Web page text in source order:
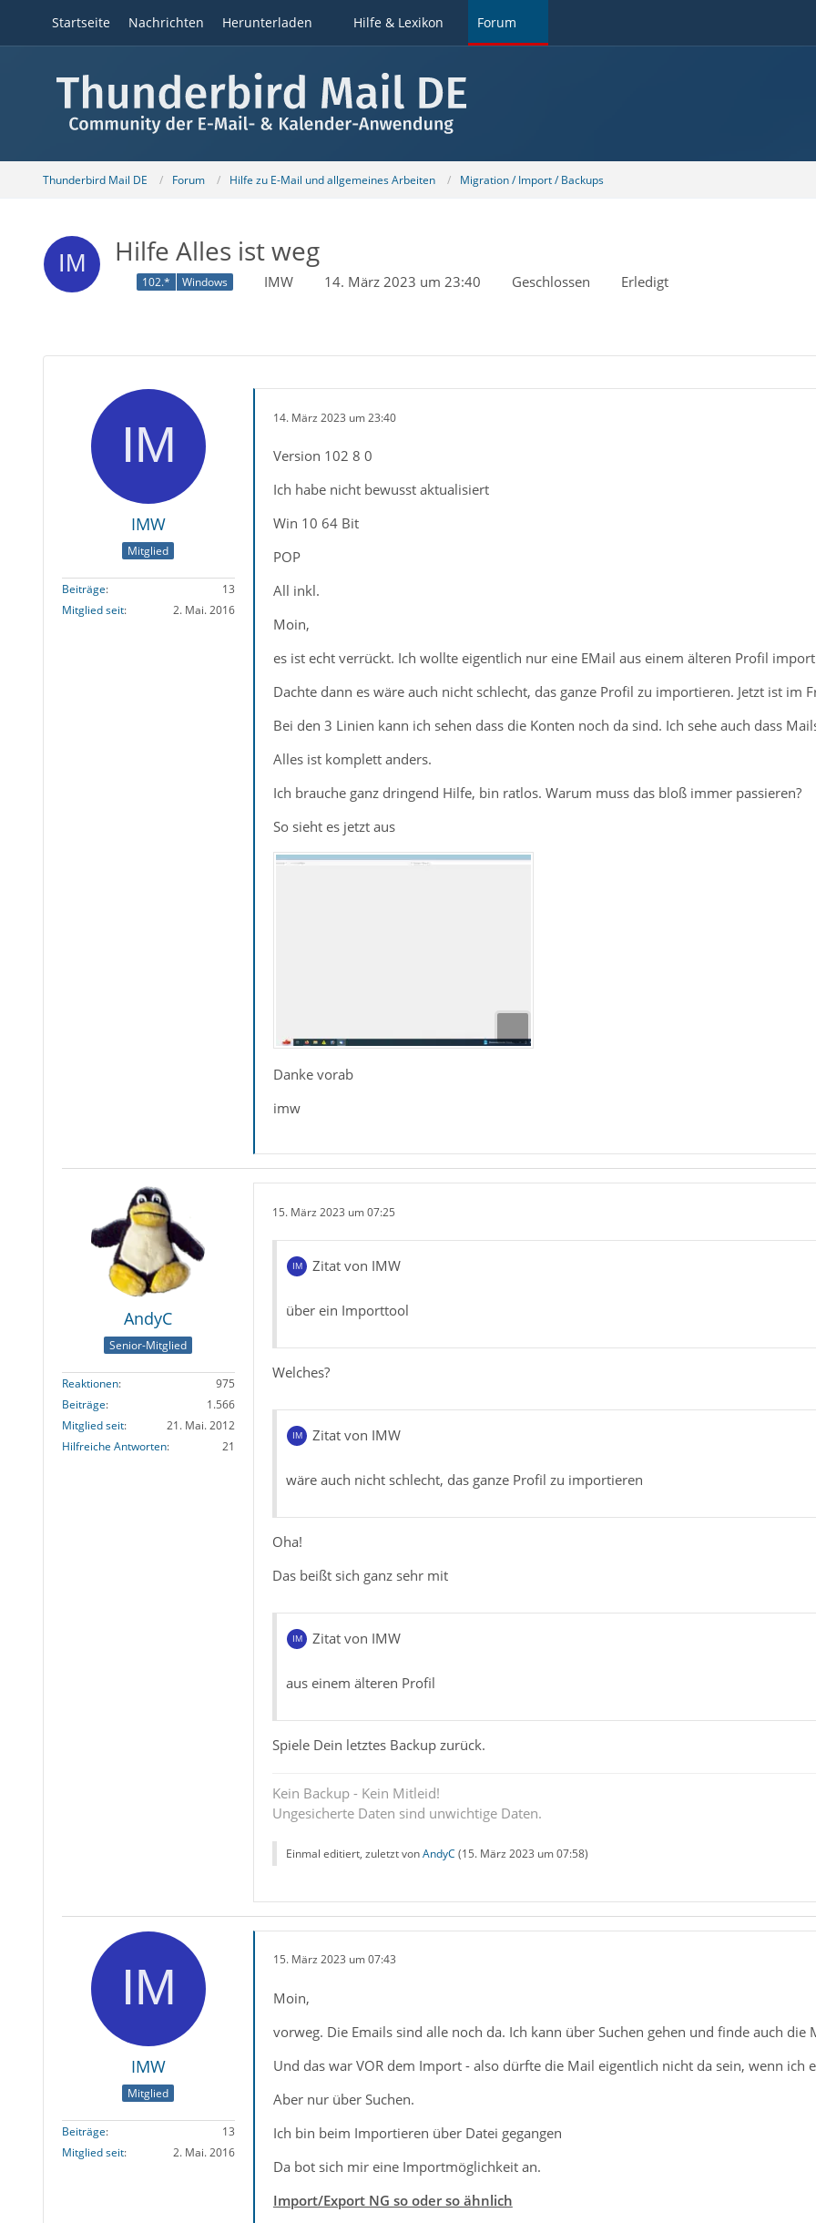
Startseite Nachrichten Herunterladen Hilfe & Lexikon Forum
Thunderbird Mail DE Forum Hilfe zu E-Mail und allgemeines Arbeiten Migration / Import / Backups
Hilfe Alles ist weg
102.* Windows IMW 14. März 2023 um 23:40 Geschlossen Erledigt
IMW
Mitglied
Beiträge
13
Mitglied seit
2. Mai. 2016
14. März 2023 um 23:40
Version 102 8 0
Ich habe nicht bewusst aktualisiert
Win 10 64 Bit
POP
All inkl.
Moin,
es ist echt verrückt. Ich wollte eigentlich nur eine EMail aus einem älteren Profil
Dachte dann es wäre auch nicht schlecht, das ganze Profil zu importieren. Jetzt ist im
Bei den 3 Linien kann ich sehen dass die Konten noch da sind. Ich sehe auch dass
Alles ist komplett anders.
Ich brauche ganz dringend Hilfe, bin ratlos. Warum muss das bloß immer passieren?
So sieht es jetzt aus
Danke vorab
imw
AndyC
Senior-Mitglied
Reaktionen
975
Beiträge
1.566
Mitglied seit
21. Mai. 2012
Hilfreiche Antworten
21
15. März 2023 um 07:25
Zitat von IMW
über ein Importtool
Welches?
Zitat von IMW
wäre auch nicht schlecht, das ganze Profil zu importieren
Oha!
Das beißt sich ganz sehr mit
Zitat von IMW
aus einem älteren Profil
Spiele Dein letztes Backup zurück.
Kein Backup - Kein Mitleid!
Ungesicherte Daten sind unwichtige Daten.
Einmal editiert, zuletzt vonAndyC (15. März 2023 um 07:58)
IMW
Mitglied
Beiträge
13
Mitglied seit
2. Mai. 2016
15. März 2023 um 07:43
Moin,
vorweg. Die Emails sind alle noch da. Ich kann über Suchen gehen und finde auch die
Und das war VOR dem Import - also dürfte die Mail eigentlich nicht da sein, wenn ich
Aber nur über Suchen.
Ich bin beim Importieren über Datei gegangen
Da bot sich mir eine Importmöglichkeit an.
Import/Export NG so oder so ähnlich